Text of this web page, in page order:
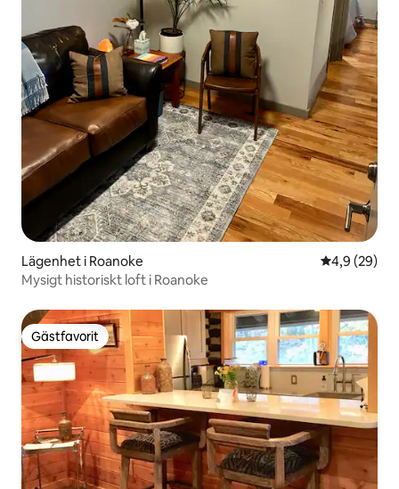
Lägenhet i Roanoke 4,9 av 5 i
4,9 (29)
Mysigt historiskt loft i Roanoke
Gästfavorit
Gästfavorit